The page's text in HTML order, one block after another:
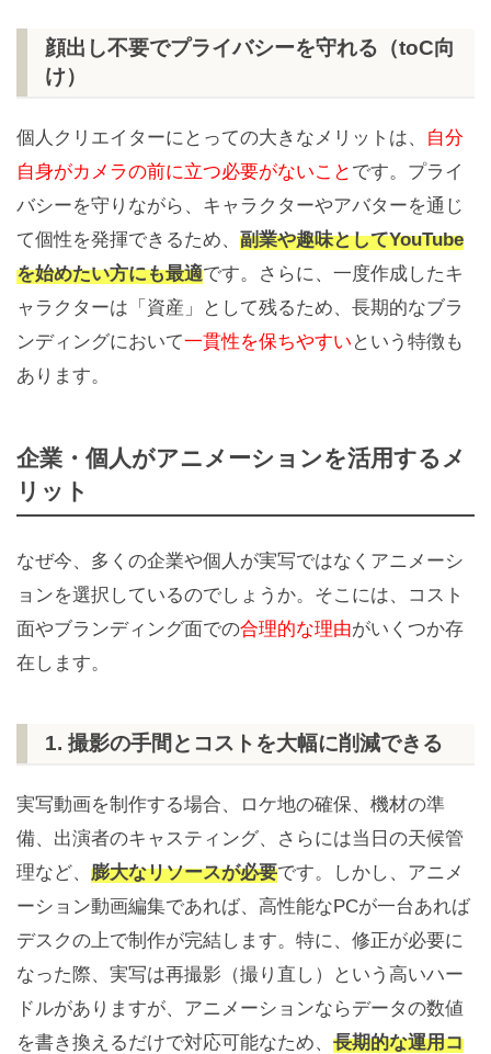
顔出し不要でプライバシーを守れる（toC向
け）
個人クリエイターにとっての大きなメリットは、
自分
自身がカメラの前に立つ必要がないこと です。プライ
バシーを守りながら、キャラクターやアバターを通じ
て個性を発揮できるため、 副業や趣味としてYouTube
を始めたい方にも最適です。さらに、一度作成したキ
ャラクターは「資産」として残るため、長期的なブラ
ンディングにおいて一貫性を保ちやすい という特徴も
あります。
企業・個人がアニメーションを活用するメ
リット
なぜ今、多くの企業や個人が実写ではなくアニメーシ
ョンを選択しているのでしょうか。そこには、コスト
面やブランディング面での合理的な理由がいくつか存
在します。
1. 撮影の手間とコストを大幅に削減できる
実写動画を制作する場合、ロケ地の確保、機材の準
備、出演者のキャスティング、さらには当日の天候管
理など、 膨大なリソースが必要です。しかし、アニメ
ーション動画編集であれば、高性能なPCが一台あれば
デスクの上で制作が完結します。特に、修正が必要に
なった際、実写は再撮影（撮り直し）という高いハー
ドルがありますが、アニメーションならデータの数値
を書き換えるだけで対応可能なため、 長期的な運用コ